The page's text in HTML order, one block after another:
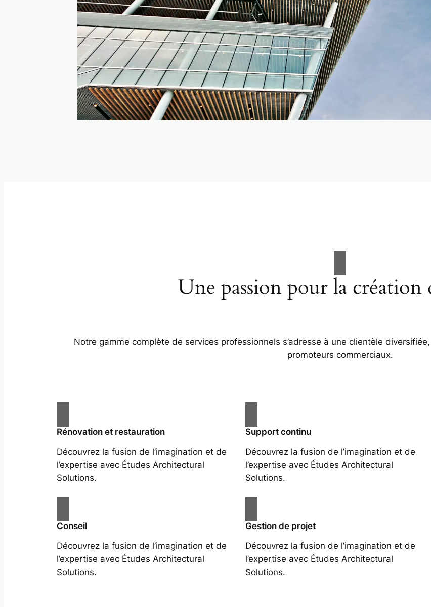
Une passion pour la création
Notre gamme complète de services professionnels s’adresse à une clientèle
promoteurs commerciaux.
Rénovation et restauration
Découvrez la fusion de l’imagination et de
l’expertise avec Études Architectural
Solutions.
Support continu
Découvrez la fusion de l’imagination et de
l’expertise avec Études Architectural
Solutions.
Conseil
Découvrez la fusion de l’imagination et de
l’expertise avec Études Architectural
Solutions.
Gestion de projet
Découvrez la fusion de l’imagination et de
l’expertise avec Études Architectural
Solutions.